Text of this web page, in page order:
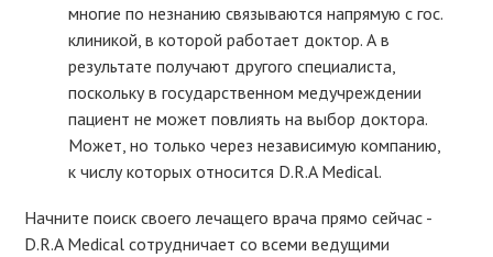
многие по незнанию связываются напрямую с гос.
клиникой, в которой работает доктор. А в
результате получают другого специалиста,
поскольку в государственном медучреждении
пациент не может повлиять на выбор доктора.
Может, но только через независимую компанию,
к числу которых относится D.R.A Medical.
Начните поиск своего лечащего врача прямо сейчас -
D.R.A Medical сотрудничает со всеми ведущими